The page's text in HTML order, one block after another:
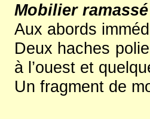
Mobilier
Aux abords
Deux haches
à l’ouest et
Un fragment de